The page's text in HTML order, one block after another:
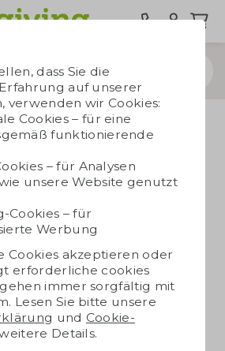
und Becher
dass Sie die
auf unserer
verwenden wir Cookies:
Cookies – für eine
funktionierende
– für Analysen
unsere Website genutzt
Cookies – für
Werbung
Cookies akzeptieren oder
erforderliche cookies
immer sorgfältig mit
Lesen Sie bitte unsere
und Cookie-
Details.